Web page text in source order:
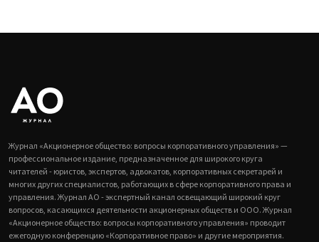
Журнал «Акционерное общество: вопросы корпоративного управления» —
профессиональное издание, предназначенное для широкого круга
читателей - юристов, экспертов, адвокатов, корпоративных секретарей и
многих других специалистов, работающих в сфере корпоративного права и
управления. Журнал АО - экспертный канал освещающий широкий круг
вопросов, касающихся деятельности акционерных обществ и ООО. Журнал
«Акционерное общество: вопросы корпоративного управления» проводит
ежегодную конференцию «Корпоративное право» и другие мероприятия.